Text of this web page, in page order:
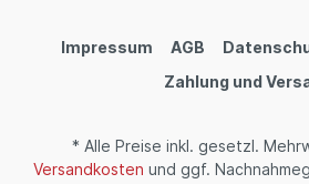
Impressum AGB
Zahlung und
* Alle Preise inkl. gesetzl.
Versandkosten und ggf.